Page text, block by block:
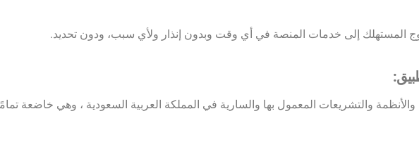
المستهلك إلى خدمات المنصة في أي وقت وبدون إنذار ولأي سبب، ودون تحديد.
والتشريعات المعمول بها والسارية في المملكة العربية السعودية ، وهي خاضعة